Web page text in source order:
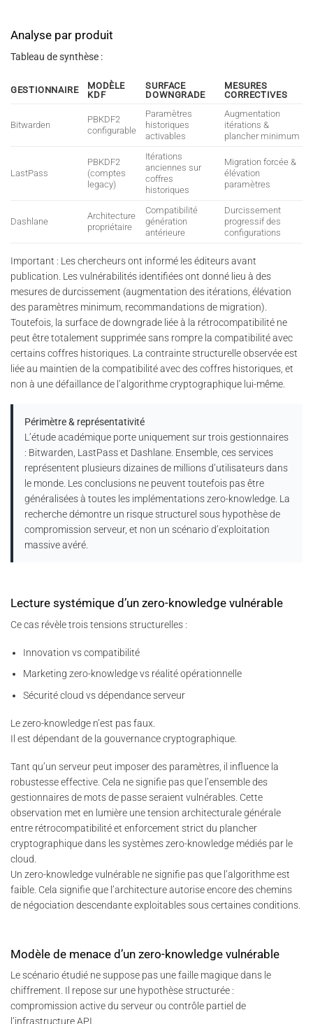
Analyse par produit
Tableau de synthèse :
GESTIONNAIRE
MODÈLE
KDF
SURFACE
DOWNGRADE
MESURES
CORRECTIVES
Bitwarden
PBKDF2
configurable
Paramètres
historiques
activables
Augmentation
itérations &
plancher minimum
LastPass
PBKDF2
(comptes
legacy)
Itérations
anciennes sur
coffres
historiques
Migration forcée &
élévation
paramètres
Dashlane
Architecture
propriétaire
Compatibilité
génération
antérieure
Durcissement
progressif des
configurations
Important : Les chercheurs ont informé les éditeurs avant
publication. Les vulnérabilités identifiées ont donné lieu à des
mesures de durcissement (augmentation des itérations, élévation
des paramètres minimum, recommandations de migration).
Toutefois, la surface de downgrade liée à la rétrocompatibilité ne
peut être totalement supprimée sans rompre la compatibilité avec
certains coffres historiques. La contrainte structurelle observée est
liée au maintien de la compatibilité avec des coffres historiques, et
non à une défaillance de l’algorithme cryptographique lui-même.
Périmètre & représentativité
L’étude académique porte uniquement sur trois gestionnaires
: Bitwarden, LastPass et Dashlane. Ensemble, ces services
représentent plusieurs dizaines de millions d’utilisateurs dans
le monde. Les conclusions ne peuvent toutefois pas être
généralisées à toutes les implémentations zero-knowledge. La
recherche démontre un risque structurel sous hypothèse de
compromission serveur, et non un scénario d’exploitation
massive avéré.
Lecture systémique d’un zero-knowledge vulnérable
Ce cas révèle trois tensions structurelles :
Innovation vs compatibilité
Marketing zero-knowledge vs réalité opérationnelle
Sécurité cloud vs dépendance serveur
Le zero-knowledge n’est pas faux.
Il est dépendant de la gouvernance cryptographique.
Tant qu’un serveur peut imposer des paramètres, il influence la
robustesse effective. Cela ne signifie pas que l’ensemble des
gestionnaires de mots de passe seraient vulnérables. Cette
observation met en lumière une tension architecturale générale
entre rétrocompatibilité et enforcement strict du plancher
cryptographique dans les systèmes zero-knowledge médiés par le
cloud.
Un zero-knowledge vulnérable ne signifie pas que l’algorithme est
faible. Cela signifie que l’architecture autorise encore des chemins
de négociation descendante exploitables sous certaines conditions.
Modèle de menace d’un zero-knowledge vulnérable
Le scénario étudié ne suppose pas une faille magique dans le
chiffrement. Il repose sur une hypothèse structurée :
compromission active du serveur ou contrôle partiel de
l’infrastructure API.